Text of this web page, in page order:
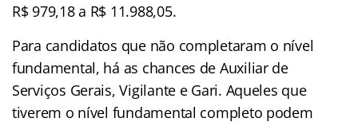
R$ 979,18 a R$ 11.988,05.
Para candidatos que não completaram o nível
fundamental, há as chances de Auxiliar de
Serviços Gerais, Vigilante e Gari. Aqueles que
tiverem o nível fundamental completo podem